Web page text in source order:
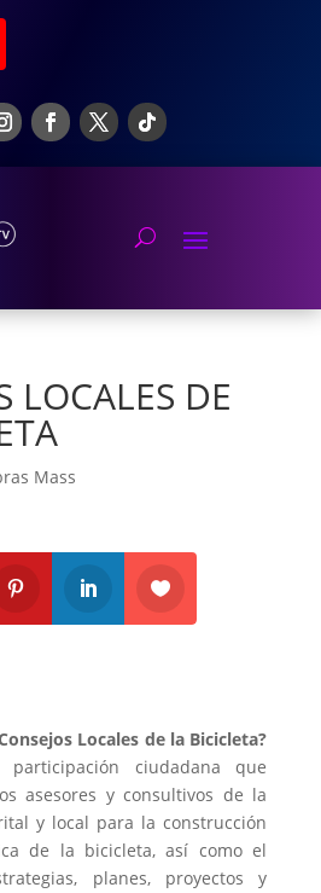
LOCALES DE
Mass
Locales de la Bicicleta?
ciudadana que
asesores y consultivos de la
y local para la construcción
de la bicicleta, así como el
planes, proyectos y